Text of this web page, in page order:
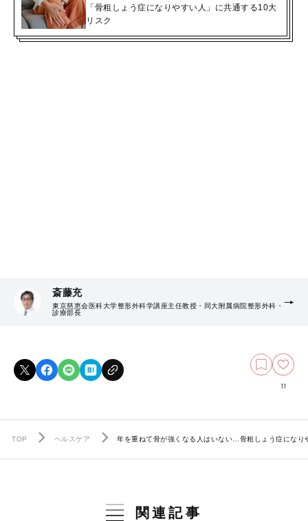
「骨粗しょう症になりやすい人」に共通する10大
リスク
斎藤充
東京慈恵会医科大学整形外科学講座主任教授・同大附属病院整形外科・
診療部長
11
TOP ヘルスケア 年を重ねて骨が強くなる人はいない…骨粗しょう症になり
関連記事